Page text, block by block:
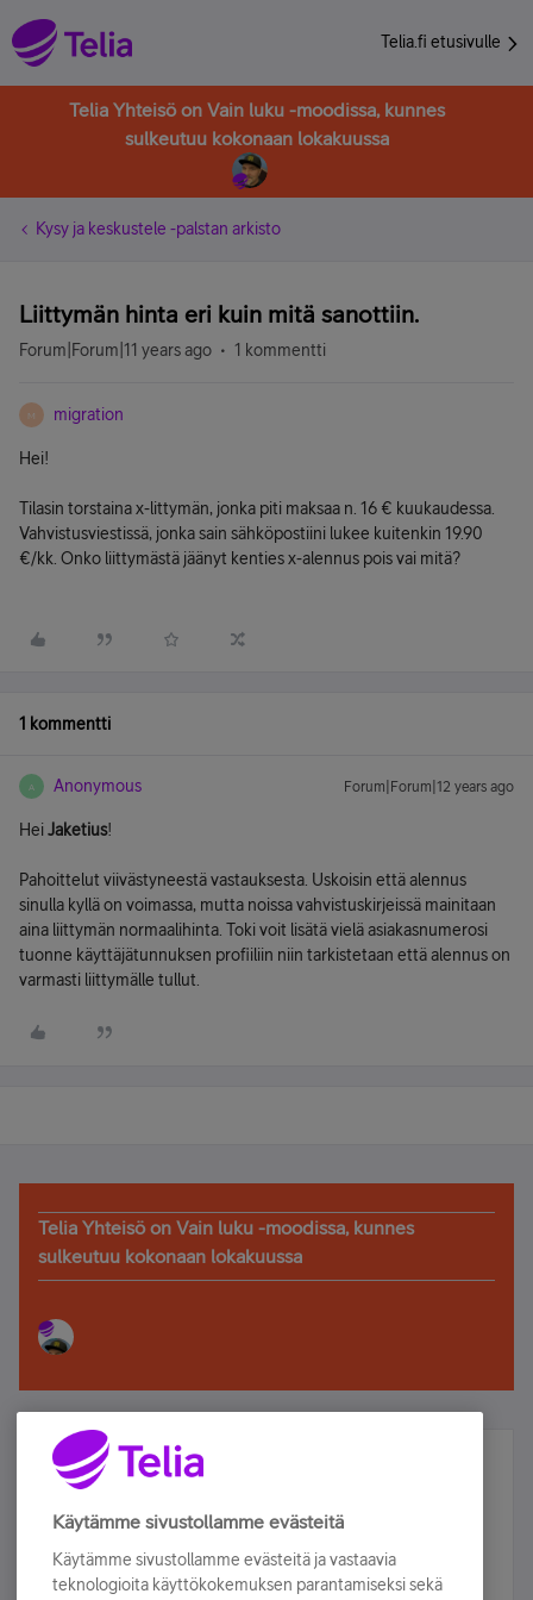
Telia.fi etusivulle
Telia Yhteisö on Vain luku -moodissa, kunnes
sulkeutuu kokonaan lokakuussa
Kysy ja keskustele -palstan arkisto
Liittymän hinta eri kuin mitä sanottiin.
Forum|Forum|11 years ago 1 kommentti
M migration
Hei!
Tilasin torstaina x-littymän, jonka piti maksaa n. 16 € kuukaudessa.
Vahvistusviestissä, jonka sain sähköpostiini lukee kuitenkin 19.90
€/kk. Onko liittymästä jäänyt kenties x-alennus pois vai mitä?
1 kommentti
A Anonymous Forum|Forum|12 years ago
HeiJaketius!
Pahoittelut viivästyneestä vastauksesta. Uskoisin että alennus
sinulla kyllä on voimassa, mutta noissa vahvistuskirjeissä mainitaan
aina liittymän normaalihinta. Toki voit lisätä vielä asiakasnumerosi
tuonne käyttäjätunnuksen profiiliin niin tarkistetaan että alennus on
varmasti liittymälle tullut.
Telia Yhteisö on Vain luku -moodissa, kunnes
sulkeutuu kokonaan lokakuussa
Älä jää paitsi – osallistu ja voita!
Tilaa Telian uutiskirje ja olet mukana arvonnassa.
sähköpostiisi.
Käytämme sivustollamme evästeitä
Käytämme sivustollamme evästeitä ja vastaavia
teknologioita käyttökokemuksen parantamiseksi sekä